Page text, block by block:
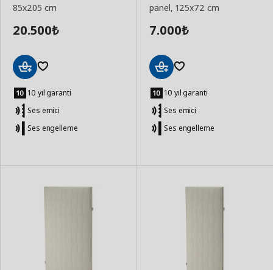
85x205 cm
20.500₺
Ekle 10 yıl garanti
Ses emici
Ses engelleme
panel, 125x72 cm
7.000₺
Ekle 10 yıl garanti
Ses emici
Ses engelleme